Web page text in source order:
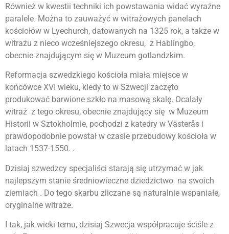
Również w kwestii techniki ich powstawania widać wyraźne
paralele. Można to zauważyć w witrażowych panelach
kościołów w Lyechurch, datowanych na 1325 rok, a także w
witrażu z nieco wcześniejszego okresu, z Hablingbo,
obecnie znajdującym się w Muzeum gotlandzkim.
Reformacja szwedzkiego kościoła miała miejsce w
końcówce XVI wieku, kiedy to w Szwecji zaczęto
produkować barwione szkło na masową skalę. Ocalały
witraż z tego okresu, obecnie znajdujący się w Muzeum
Historii w Sztokholmie, pochodzi z katedry w Västerås i
prawdopodobnie powstał w czasie przebudowy kościoła w
latach 1537-1550. .
Dzisiaj szwedzcy specjaliści starają się utrzymać w jak
najlepszym stanie średniowieczne dziedzictwo na swoich
ziemiach . Do tego skarbu zliczane są naturalnie wspaniałe,
oryginalne witraże.
I tak, jak wieki temu, dzisiaj Szwecja współpracuje ściśle z